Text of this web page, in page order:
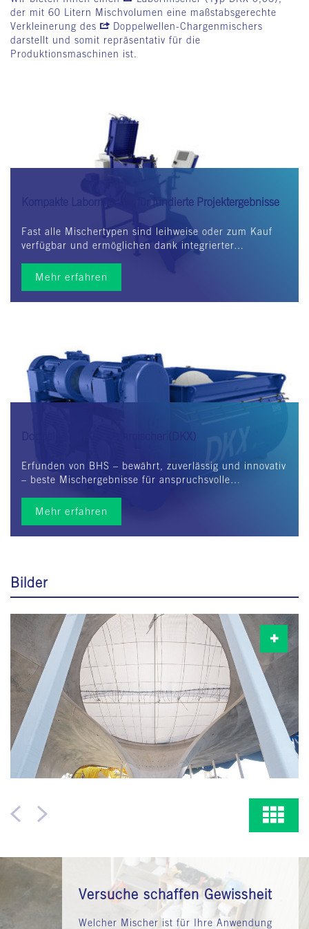
der mit 60 Litern Mischvolumen eine maßstabsgerechte
Verkleinerung des
Doppelwellen-Chargenmischers
darstellt und somit repräsentativ für die
Produktionsmaschinen ist.
Optilong
bieten wir einen speziellen,
langlebigen Verschleißschutz. Unterschiedliche
Werkstoffhärten der einzelnen Kachelreihen gewährleisten
eine gleichmäßige Abnutzung über sämtliche
Verschleißzonen.
Ein glattes Mischwerk reduziert Anhaftungen, selbst bei
stark klebenden Mischgütern, auf ein Minimum.
Doppeltes Mischwerk
Kompakte Labormischer für fundierte Projektergebnisse
Fast alle Mischertypen sind leihweise oder zum Kauf
verfügbar und ermöglichen dank integrierter…
Mehr erfahren
Doppelwellen-Chargenmischer (DKX)
Erfunden von BHS – bewährt, zuverlässig und innovativ
– beste Mischergebnisse für anspruchsvolle…
Mehr erfahren
Bilder
Versuche schaffen Gewissheit
Welcher Mischer ist für Ihre Anwendung